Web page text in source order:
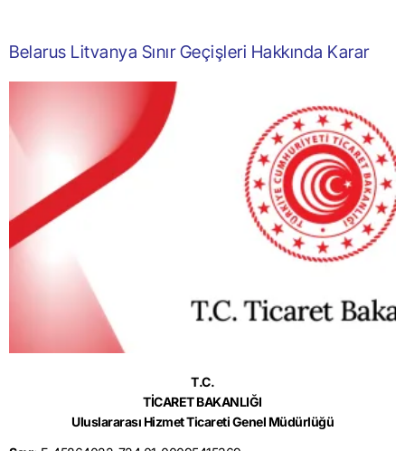
Belarus Litvanya Sınır Geçişleri Hakkında Karar
T.C.
TİCARET BAKANLIĞI
Uluslararası Hizmet Ticareti Genel Müdürlüğü